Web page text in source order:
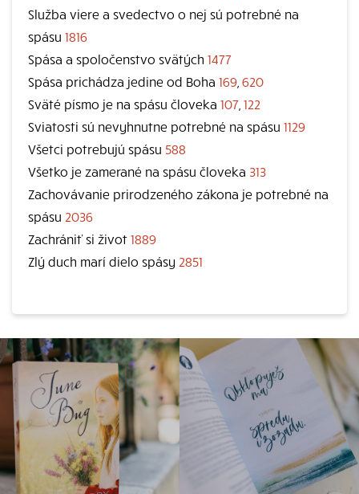
Služba viere a svedectvo o nej sú potrebné na
spásu 1816
Spása a spoločenstvo svätých 1477
Spása prichádza jedine od Boha 169 620
Sväté písmo je na spásu človeka 107 122
Sviatosti sú nevyhnutne potrebné na spásu 1129
Všetci potrebujú spásu 588
Všetko je zamerané na spásu človeka 313
Zachovávanie prirodzeného zákona je potrebné na
spásu 2036
Zachrániť si život 1889
Zlý duch marí dielo spásy 2851